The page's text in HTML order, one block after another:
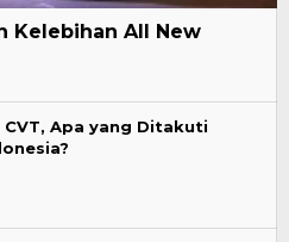
Kelebihan All New
CVT, Apa yang Ditakuti